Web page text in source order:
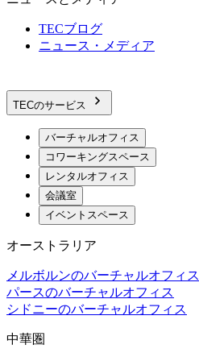
TECブログ
ニュース・メディア
TECのサービス
バーチャルオフィス
コワーキングスペース
レンタルオフィス
会議室
イベントスペース
オーストラリア
メルボルンのバーチャルオフィス
パースのバーチャルオフィス
シドニーのバーチャルオフィス
中華圏